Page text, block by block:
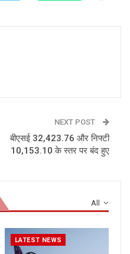
NEXT POST
बीएसई 32,423.76 और निफ्टी
10,153.10 के स्‍तर पर बंद हुए
All
LATEST NEWS